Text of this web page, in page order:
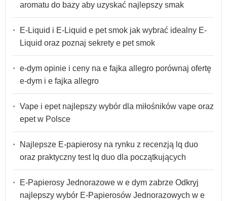
aromatu do bazy aby uzyskać najlepszy smak
E-Liquid i E-Liquid e pet smok jak wybrać idealny E-
Liquid oraz poznaj sekrety e pet smok
e-dym opinie i ceny na e fajka allegro porównaj ofertę
e-dym i e fajka allegro
Vape i epet najlepszy wybór dla miłośników vape oraz
epet w Polsce
Najlepsze E-papierosy na rynku z recenzją lq duo
oraz praktyczny test lq duo dla początkujących
E-Papierosy Jednorazowe w e dym zabrze Odkryj
najlepszy wybór E-Papierosów Jednorazowych w e